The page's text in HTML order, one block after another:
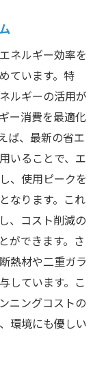
ネルギー効率を
ています。特
ルギーの活用が
ー消費を最適化
ば、最新の省エ
いることで、エ
、使用ピークを
なります。これ
、コスト削減の
ができます。さ
熱材や二重ガラ
しています。こ
ニングコストの
環境にも優しい